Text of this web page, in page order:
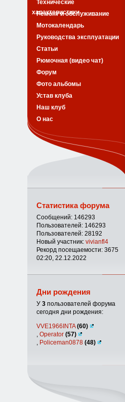
Технические
характеристики
Ремонт и обслуживание
Мотокалендарь
Руководства эксплуатации
Статьи
Рюмочная (видео чат)
Форум
Фото альбомы
Устав клуба
Наш клуб
О нас
Статистика форума
Сообщений: 146293
Пользователей: 146293
Пользователей: 28192
Новый участник: vivianfl4
Рекорд посещаемости: 3675
02:20, 22.12.2022
Дни рождения
У 3пользователей форума
сегодня дни рождения:
VVE1966INTA(60)
Operator (57)
Policeman0878 (48)